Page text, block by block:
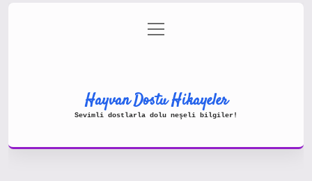
Gizlilik Politikası
menüyü
aç
Hayvan Dostu Hikayeler
Sevimli dostlarla dolu neşeli bilgiler!